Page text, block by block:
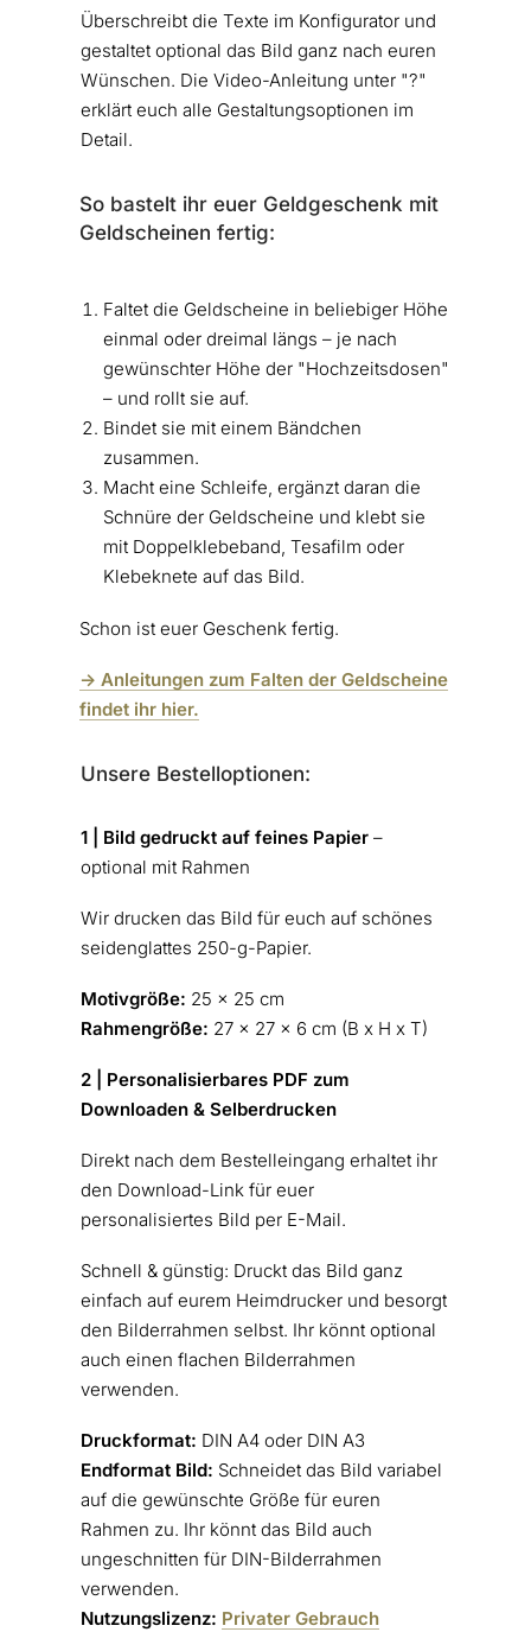
Überschreibt die Texte im Konfigurator und
gestaltet optional das Bild ganz nach euren
Wünschen. Die Video-Anleitung unter "?"
erklärt euch alle Gestaltungsoptionen im
Detail.
So bastelt ihr euer Geldgeschenk mit
Geldscheinen fertig:
Faltet die Geldscheine in beliebiger Höhe
einmal oder dreimal längs – je nach
gewünschter Höhe der "Hochzeitsdosen"
– und rollt sie auf.
Bindet sie mit einem Bändchen
zusammen.
Macht eine Schleife, ergänzt daran die
Schnüre der Geldscheine und klebt sie
mit Doppelklebeband, Tesafilm oder
Klebeknete auf das Bild.
Schon ist euer Geschenk fertig.
-> Anleitungen zum Falten der Geldscheine
findet ihr hier.
Unsere Bestelloptionen:
1 | Bild gedruckt auf feines Papier –
optional mit Rahmen
Wir drucken das Bild für euch auf schönes
seidenglattes 250-g-Papier.
Motivgröße: 25 x 25 cm
Rahmengröße: 27 x 27 x 6 cm (B x H x T)
2 | Personalisierbares PDF zum
Downloaden & Selberdrucken
Direkt nach dem Bestelleingang erhaltet ihr
den Download-Link für euer
personalisiertes Bild per E-Mail.
Schnell & günstig: Druckt das Bild ganz
einfach auf eurem Heimdrucker und besorgt
den Bilderrahmen selbst. Ihr könnt optional
auch einen flachen Bilderrahmen
verwenden.
Druckformat: DIN A4 oder DIN A3
Endformat Bild: Schneidet das Bild variabel
auf die gewünschte Größe für euren
Rahmen zu. Ihr könnt das Bild auch
ungeschnitten für DIN-Bilderrahmen
verwenden.
Nutzungslizenz: Privater Gebrauch